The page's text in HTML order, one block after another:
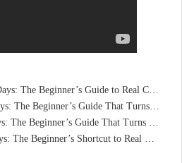
Guide to Real Conversations (No Grammar Overload)
Guide That Turns Zero Knowledge Into Real Conversations
Guide That Turns Curiosity Into Real Conversations
Shortcut to Real Conversations (No Overwhelm)